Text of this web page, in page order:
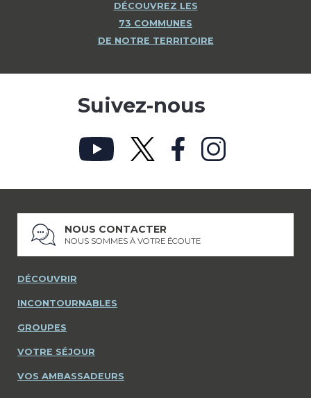
DÉCOUVREZ LES
73 COMMUNES
DE NOTRE TERRITOIRE
Suivez-nous
NOUS CONTACTER
NOUS SOMMES À VOTRE ÉCOUTE
DÉCOUVRIR
INCONTOURNABLES
GROUPES
VOTRE SÉJOUR
VOS AMBASSADEURS